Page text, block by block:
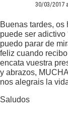
30/03/2017
Buenas tardes,
puede ser
puedo parar de
feliz cuando
encata vuestra
y abrazos,
nos alegrais la
Saludos